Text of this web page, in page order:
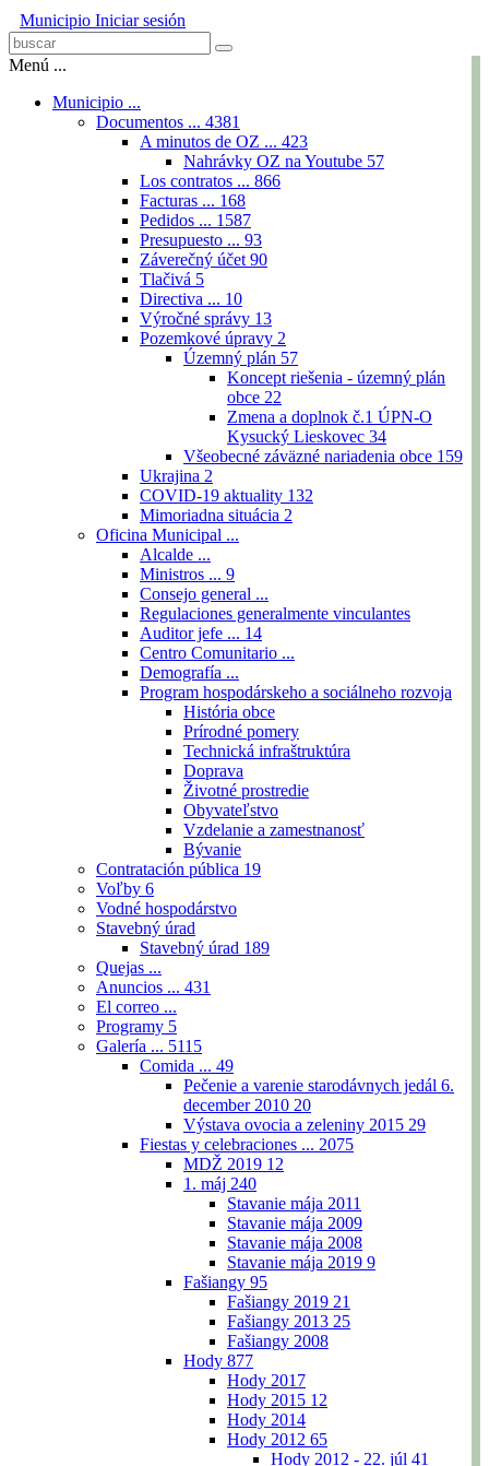
Municipio Iniciar sesión
Menú ...
Municipio ...
Documentos ... 4381
A minutos de OZ ... 423
Nahrávky OZ na Youtube 57
Los contratos ... 866
Facturas ... 168
Pedidos ... 1587
Presupuesto ... 93
Záverečný účet 90
Tlačivá 5
Directiva ... 10
Výročné správy 13
Pozemkové úpravy 2
Územný plán 57
Koncept riešenia - územný plán
obce 22
Zmena a doplnok č.1 ÚPN-O
Kysucký Lieskovec 34
Všeobecné záväzné nariadenia obce 159
Ukrajina 2
COVID-19 aktuality 132
Mimoriadna situácia 2
Oficina Municipal ...
Alcalde ...
Ministros ... 9
Consejo general ...
Regulaciones generalmente vinculantes
Auditor jefe ... 14
Centro Comunitario ...
Demografía ...
Program hospodárskeho a sociálneho rozvoja
História obce
Prírodné pomery
Technická infraštruktúra
Doprava
Životné prostredie
Obyvateľstvo
Vzdelanie a zamestnanosť
Bývanie
Contratación pública 19
Voľby 6
Vodné hospodárstvo
Stavebný úrad
Stavebný úrad 189
Quejas ...
Anuncios ... 431
El correo ...
Programy 5
Galería ... 5115
Comida ... 49
Pečenie a varenie starodávnych jedál 6.
december 2010 20
Výstava ovocia a zeleniny 2015 29
Fiestas y celebraciones ... 2075
MDŽ 2019 12
1. máj 240
Stavanie mája 2011
Stavanie mája 2009
Stavanie mája 2008
Stavanie mája 2019 9
Fašiangy 95
Fašiangy 2019 21
Fašiangy 2013 25
Fašiangy 2008
Hody 877
Hody 2017
Hody 2015 12
Hody 2014
Hody 2012 65
Hody 2012 - 22. júl 41